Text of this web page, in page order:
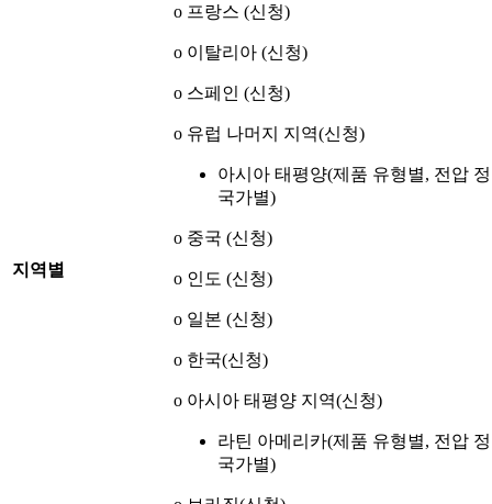
지역별
o 프랑스 (신청)
o 이탈리아 (신청)
o 스페인 (신청)
o 유럽 나머지 지역(신청)
아시아 태평양(제품 유형별, 전압
국가별)
o 중국 (신청)
o 인도 (신청)
o 일본 (신청)
o 한국(신청)
o 아시아 태평양 지역(신청)
라틴 아메리카(제품 유형별, 전압
국가별)